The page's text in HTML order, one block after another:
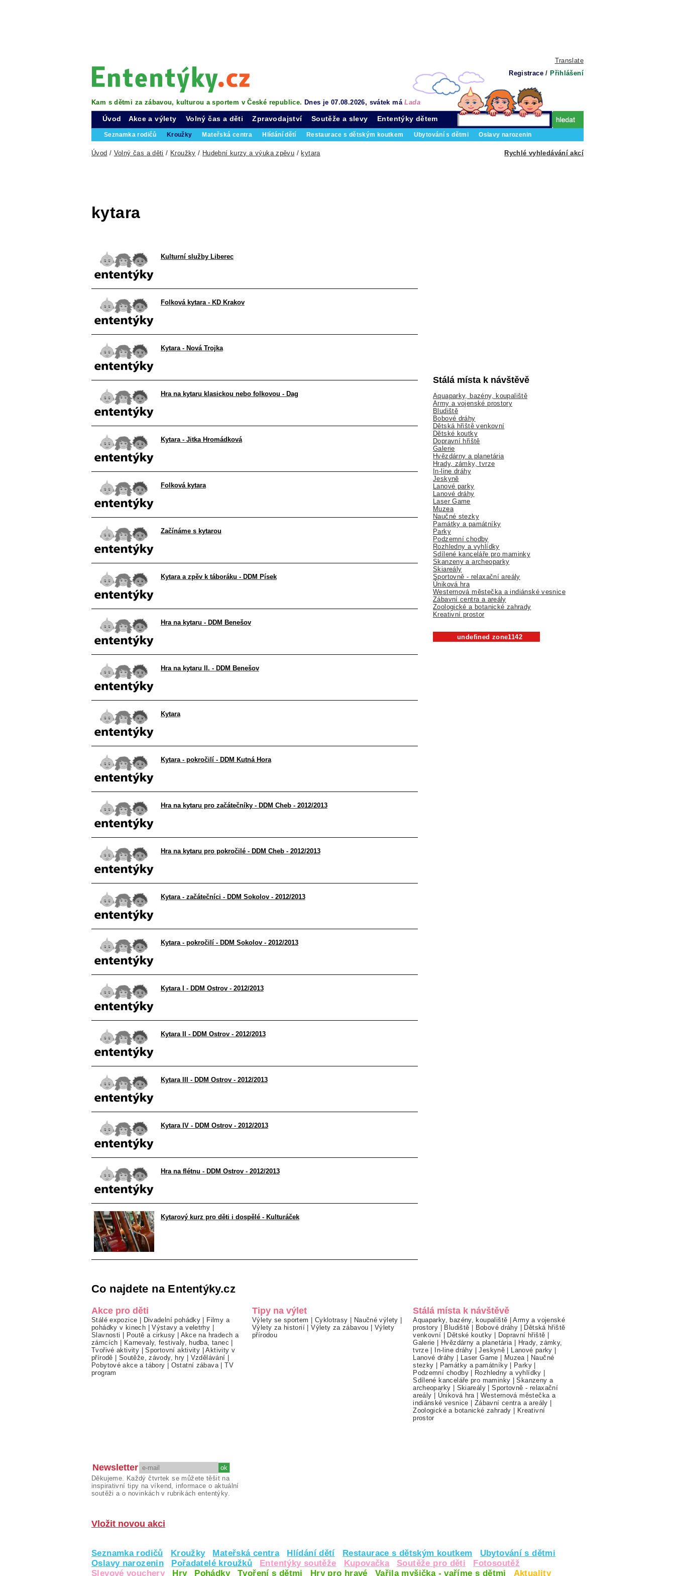
Translate
Registrace / Přihlášení
Kam s dětmi za zábavou, kulturou a sportem v České republice. Dnes je 07.08.2026, svátek máLada
Úvod Akce a výlety Volný čas a děti
Seznamka rodičů Kroužky Mateřská centra Hlídání dětí Restaurace s dětským koutkem Ubytování s dětmi Oslavy narozenin
Zpravodajství Soutěže a slevy Ententýky dětem
Rychlé vyhledávání akcí
Úvod / Volný čas a děti / Kroužky / Hudební kurzy a výuka zpěvu / kytara
kytara
Kulturní služby Liberec
Folková kytara - KD Krakov
Kytara - Nová Trojka
Hra na kytaru klasickou nebo folkovou - Dag
Kytara - Jitka Hromádková
Folková kytara
Začínáme s kytarou
Kytara a zpěv k táboráku - DDM Písek
Hra na kytaru - DDM Benešov
Hra na kytaru II. - DDM Benešov
Kytara
Kytara - pokročilí - DDM Kutná Hora
Hra na kytaru pro začátečníky - DDM Cheb - 2012/2013
Hra na kytaru pro pokročilé - DDM Cheb - 2012/2013
Kytara - začátečníci - DDM Sokolov - 2012/2013
Kytara - pokročilí - DDM Sokolov - 2012/2013
Kytara I - DDM Ostrov - 2012/2013
Kytara II - DDM Ostrov - 2012/2013
Kytara III - DDM Ostrov - 2012/2013
Kytara IV - DDM Ostrov - 2012/2013
Hra na flétnu - DDM Ostrov - 2012/2013
Kytarový kurz pro děti i dospělé - Kulturáček
Stálá místa k návštěvě
Aquaparky, bazény, koupaliště
Army a vojenské prostory
Bludiště
Bobové dráhy
Dětská hřiště venkovní
Dětské koutky
Dopravní hřiště
Galerie
Hvězdárny a planetária
Hrady, zámky, tvrze
In-line dráhy
Jeskyně
Lanové parky
Lanové dráhy
Laser Game
Muzea
Naučné stezky
Památky a památníky
Parky
Podzemní chodby
Rozhledny a vyhlídky
Sdílené kanceláře pro maminky
Skanzeny a archeoparky
Skiareály
Sportovně - relaxační areály
Úniková hra
Westernová městečka a indiánské vesnice
Zábavní centra a areály
Zoologické a botanické zahrady
Kreativní prostor
undefined zone1142
Co najdete na Ententýky.cz
Akce pro děti
Stálé expozice Divadelní pohádky
Filmy a
pohádky v kinech |Výstavy a veletrhy
Slavnosti
Poutě a cirkusy
Akce na hradech a
zámcích
Karnevaly, festivaly, hudba, tanec
Tvořivé aktivity |Sportovní aktivity |Aktivity v
přírodě
Soutěže, závody, hry Vzdělávání
Pobytové akce a tábory
Ostatní zábava|TV
program
Tipy na výlet
Výlety se sportem Cyklotrasy Naučné výlety
Výlety za historií |Výlety za zábavou
Výlety
přírodou
Stálá místa k návštěvě
Aquaparky, bazény, koupaliště |Army a vojenské
prostory
Bludiště Bobové dráhy
Dětská hřiště
venkovní
Dětské koutky Dopravní hřiště
Galerie
Hvězdárny a planetária|
Hrady, zámky,
tvrze
In-line dráhy |Jeskyně Lanové parky
Lanové dráhy
Laser Game Muzea|
Naučné
stezky
Památky a památníky| Parky
Podzemní chodby| Rozhledny a vyhlídky
Sdílené kanceláře pro maminky |Skanzeny a
archeoparky
Skiareály |Sportovně - relaxační
areály
Úniková hra|Westernová městečka a
indiánské vesnice
Zábavní centra a areály
Zoologické a botanické zahrady
Kreativní
prostor
Newsletter
Děkujeme. Každý čtvrtek se můžete těšit na
inspirativní tipy na víkend, informace o aktuální
soutěži a o novinkách v rubrikách ententýky.
Vložit novou akci
Seznamka rodičů Kroužky Mateřská centra Hlídání dětí Restaurace s dětským koutkem
Ubytování s dětmi
Oslavy narozenin
Pořadatelé kroužků Ententýky soutěže Kupovačka Soutěže pro děti
Fotosoutěž
Slevové vouchery
Hry Pohádky Tvoření s dětmi Hry pro hravé Vařila myšička - vaříme s dětmi Aktuality